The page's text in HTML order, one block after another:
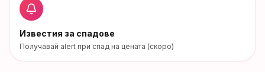
Известия за спадове
Получавай alert при спад на цената (скоро)